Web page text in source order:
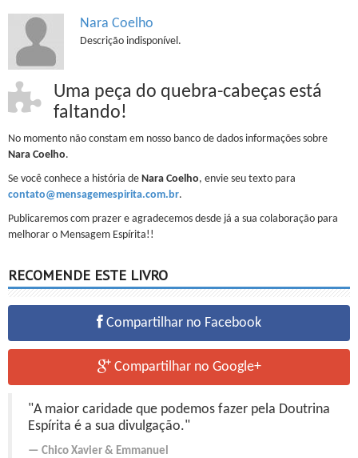
Nara Coelho
Descrição indisponível.
Uma peça do quebra-cabeças está
faltando!
No momento não constam em nosso banco de dados informações sobre
Nara Coelho.
Se você conhece a história de Nara Coelho, envie seu texto para
contato@mensagemespirita.com.br.
Publicaremos com prazer e agradecemos desde já a sua colaboração para
melhorar o Mensagem Espírita!!
RECOMENDE ESTE LIVRO
Compartilhar no Facebook
Compartilhar no Google+
"A maior caridade que podemos fazer pela Doutrina
Espírita é a sua divulgação."
Chico Xavier & Emmanuel